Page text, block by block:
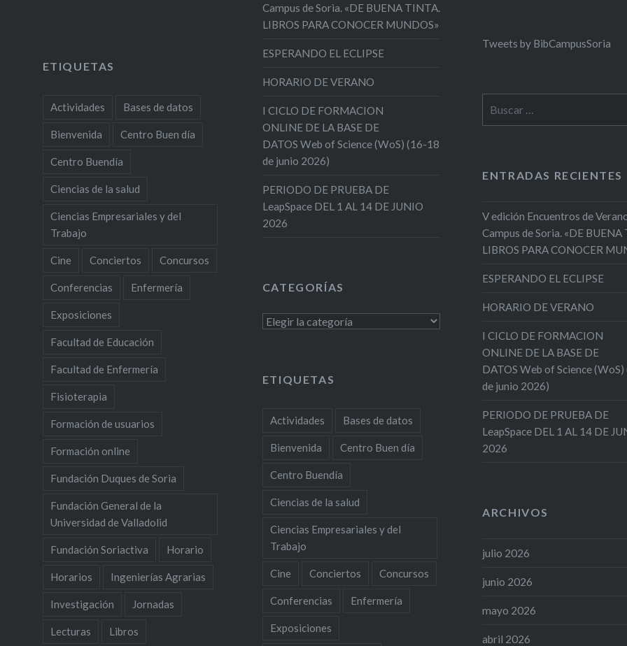
Campus de Soria. «DE BUENA TINTA.
LIBROS PARA CONOCER MUNDOS»
ESPERANDO EL ECLIPSE
HORARIO DE VERANO
I CICLO DE FORMACION
ONLINE DE LA BASE DE
DATOS Web of Science (WoS) (16-18
de junio 2026)
PERIODO DE PRUEBA DE
LeapSpace DEL 1 AL 14 DE JUNIO
2026
Tweets by BibCampusSoria
ETIQUETAS
Actividades Bases de datos
Bienvenida Centro Buen día
Centro Buendía
Ciencias de la salud
Ciencias Empresariales y del
Trabajo
Cine Conciertos Concursos
Conferencias Enfermería
Exposiciones
Facultad de Educación
Facultad de Enfermería
Fisioterapia
Formación de usuarios
Formación online
Fundación Duques de Soria
Fundación General de la
Universidad de Valladolid
Fundación Soriactiva Horario
Horarios Ingenierías Agrarias
Investigación Jornadas
Lecturas Libros
ENTRADAS RECIENTES
V edición Encuentros de
Campus de Soria. «DE
LIBROS PARA CONOCER
ESPERANDO EL ECLIPSE
HORARIO DE VERANO
I CICLO DE FORMACION
ONLINE DE LA BASE DE
DATOS Web of Science
de junio 2026)
PERIODO DE PRUEBA DE
LeapSpace DEL 1 AL 14 DE
2026
CATEGORÍAS
Categorías
ETIQUETAS
Actividades Bases de datos
Bienvenida Centro Buen día
Centro Buendía
Ciencias de la salud
Ciencias Empresariales y del
Trabajo
Cine Conciertos Concursos
Conferencias Enfermería
Exposiciones
ARCHIVOS
julio 2026
junio 2026
mayo 2026
abril 2026